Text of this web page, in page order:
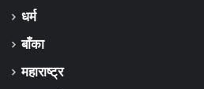
धर्म
बाँका
महाराष्ट्र